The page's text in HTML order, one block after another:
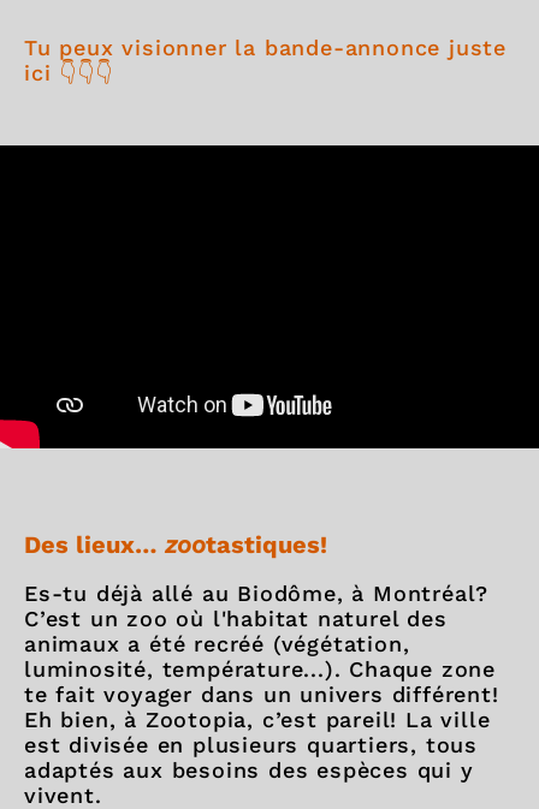
Tu peux visionner la bande-annonce juste
ici 👇👇👇
Des lieux… zootastiques!
Es-tu déjà allé au Biodôme, à Montréal?
C’est un zoo où l'habitat naturel des
animaux a été recréé (végétation,
luminosité, température...). Chaque zone
te fait voyager dans un univers différent!
Eh bien, à Zootopia, c’est pareil! La ville
est divisée en plusieurs quartiers, tous
adaptés aux besoins des espèces qui y
vivent.